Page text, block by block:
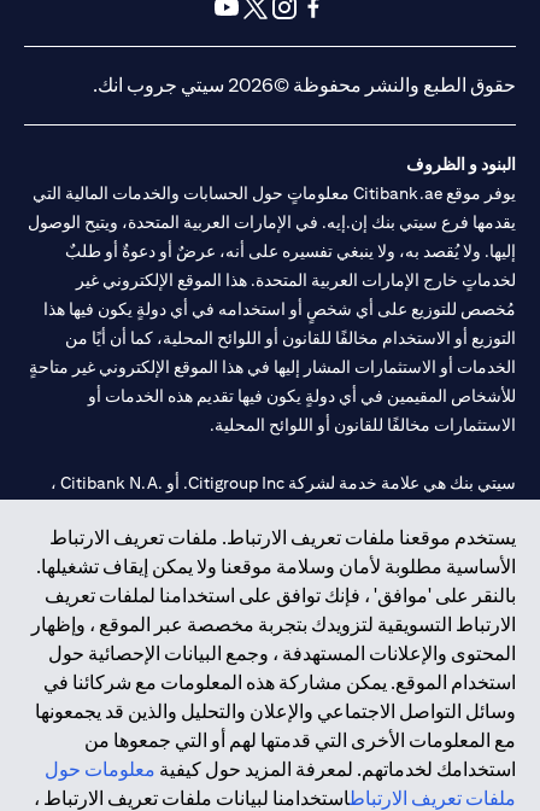
يستخدم موقعنا ملفات تعريف الارتباط. ملفات تعريف الارتباط
الأساسية مطلوبة لأمان وسلامة موقعنا ولا يمكن إيقاف تشغيلها.
بالنقر على 'موافق' ، فإنك توافق على استخدامنا لملفات تعريف
الارتباط التسويقية لتزويدك بتجربة مخصصة عبر الموقع ، وإظهار
المحتوى والإعلانات المستهدفة ، وجمع البيانات الإحصائية حول
استخدام الموقع. يمكن مشاركة هذه المعلومات مع شركائنا في
وسائل التواصل الاجتماعي والإعلان والتحليل والذين قد يجمعونها
مع المعلومات الأخرى التي قدمتها لهم أو التي جمعوها من
استخدامك لخدماتهم. لمعرفة المزيد حول كيفية معلومات حول
ملفات تعريف الارتباطاستخدامنا لبيانات ملفات تعريف الارتباط ،
(opens in a new tab)
حقوق الطبع والنشر محفوظة ©2026 سيتي جروب انك.
البنود و الظروف
يوفر موقع Citibank.ae معلوماتٍ حول الحسابات والخدمات المالية التي
يقدمها فرع سيتي بنك إن.إيه. في الإمارات العربية المتحدة، ويتيح الوصول
إليها. ولا يُقصد به، ولا ينبغي تفسيره على أنه، عرضٌ أو دعوةٌ أو طلبٌ
لخدماتٍ خارج الإمارات العربية المتحدة. هذا الموقع الإلكتروني غير
مُخصص للتوزيع على أي شخصٍ أو استخدامه في أي دولةٍ يكون فيها هذا
التوزيع أو الاستخدام مخالفًا للقانون أو اللوائح المحلية، كما أن أيًا من
الخدمات أو الاستثمارات المشار إليها في هذا الموقع الإلكتروني غير متاحةٍ
للأشخاص المقيمين في أي دولةٍ يكون فيها تقديم هذه الخدمات أو
الاستثمارات مخالفًا للقانون أو اللوائح المحلية.
سيتي بنك هي علامة خدمة لشركة Citigroup Inc. أو .Citibank N.A ،
سيتي بنك إن. إيه. الإمارات مسجل لدى مصرف الإمارات المركزي تحت
أرقام التراخيص 202563 لفرع الوصل في دبي، 531989 لفرع مول
الإمارات في دبي، وCN-1002019لفرع أبوظبي. هاتف: 4000 311 04.
فرع سيتي بنك إن إيه - الإمارات العربية المتحدة مرخص من مصرف
الإمارات العربية المتحدة المركزي كفرع لبنك أجنبي.
سيتي بنك إن إيه الإمارات العربية المتحدة مرخص من هيئة الأوراق المالية
والسلع في الإمارات العربية المتحدة ("SCA") للقيام بالنشاط المالي لـ أ)
الاستشارات المالية والتعريف والترويج بموجب ترخيص رقم
20200000097 ب) وسيط تداول في الأسواق الدولية بموجب ترخيص